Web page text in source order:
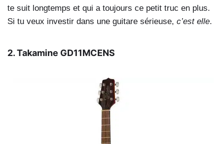
te suit longtemps et qui a toujours ce petit truc en plus.
Si tu veux investir dans une guitare sérieuse, c’est elle.
2. Takamine GD11MCENS